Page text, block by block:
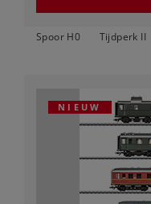
Spoor H0 Tijdperk II
NIEUW